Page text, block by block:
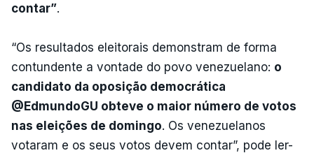
contar”.
“Os resultados eleitorais demonstram de forma
contundente a vontade do povo venezuelano: o
candidato da oposição democrática
@EdmundoGU obteve o maior número de votos
nas eleições de domingo. Os venezuelanos
votaram e os seus votos devem contar”, pode ler-